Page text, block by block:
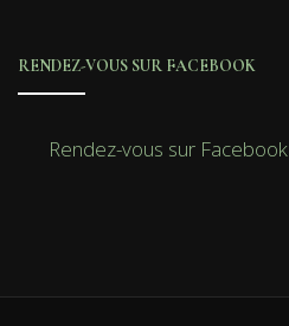
RENDEZ-VOUS SUR FACEBOOK
Rendez-vous sur Facebook